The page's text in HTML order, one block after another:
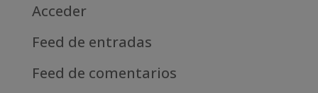
Acceder
Feed de entradas
Feed de comentarios